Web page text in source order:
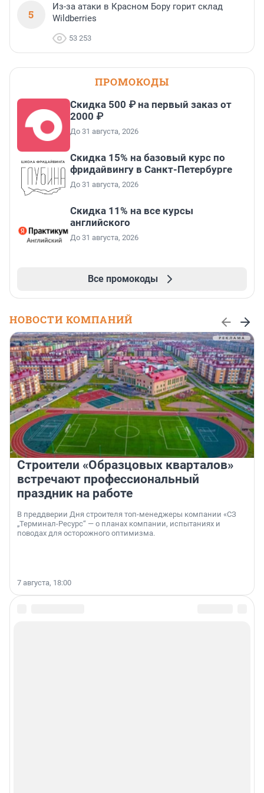
5
Из-за атаки в Красном Бору горит склад
Wildberries
53 253
ПРОМОКОДЫ
Скидка 500 ₽ на первый заказ от
2000 ₽
До 31 августа, 2026
Скидка 15% на базовый курс по
фридайвингу в Санкт-Петербурге
До 31 августа, 2026
Скидка 11% на все курсы
английского
До 31 августа, 2026
Все промокоды
НОВОСТИ КОМПАНИЙ
Строители «Образцовых кварталов»
встречают профессиональный
праздник на работе
В преддверии Дня строителя топ-менеджеры компании «СЗ
„Терминал-Ресурс“ — о планах компании, испытаниях и
поводах для осторожного оптимизма.
7 августа, 18:00